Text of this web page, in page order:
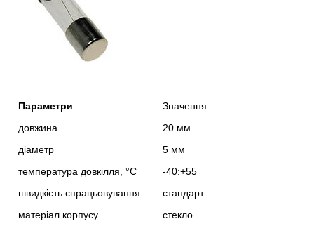
Параметри
Значення
довжина
20 мм
діаметр
5 мм
температура довкілля, °С
-40:+55
швидкість спрацьовування
стандарт
матеріал корпусу
стекло